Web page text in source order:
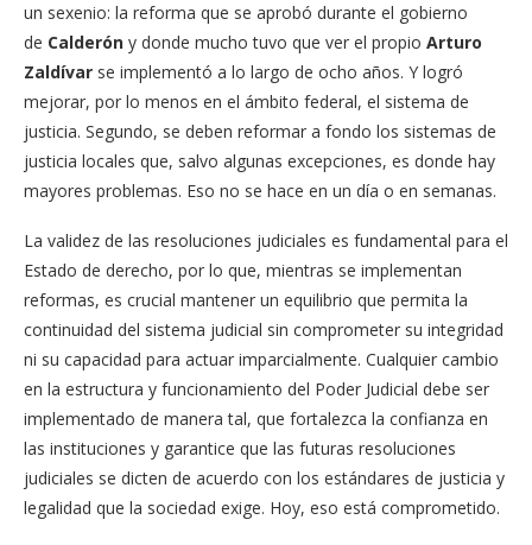
un sexenio: la reforma que se aprobó durante el gobierno
de Calderón y donde mucho tuvo que ver el propio Arturo
Zaldívar se implementó a lo largo de ocho años. Y logró
mejorar, por lo menos en el ámbito federal, el sistema de
justicia. Segundo, se deben reformar a fondo los sistemas de
justicia locales que, salvo algunas excepciones, es donde hay
mayores problemas. Eso no se hace en un día o en semanas.
La validez de las resoluciones judiciales es fundamental para el
Estado de derecho, por lo que, mientras se implementan
reformas, es crucial mantener un equilibrio que permita la
continuidad del sistema judicial sin comprometer su integridad
ni su capacidad para actuar imparcialmente. Cualquier cambio
en la estructura y funcionamiento del Poder Judicial debe ser
implementado de manera tal, que fortalezca la confianza en
las instituciones y garantice que las futuras resoluciones
judiciales se dicten de acuerdo con los estándares de justicia y
legalidad que la sociedad exige. Hoy, eso está comprometido.